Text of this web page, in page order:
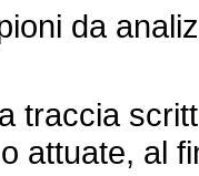
da
attuate, al